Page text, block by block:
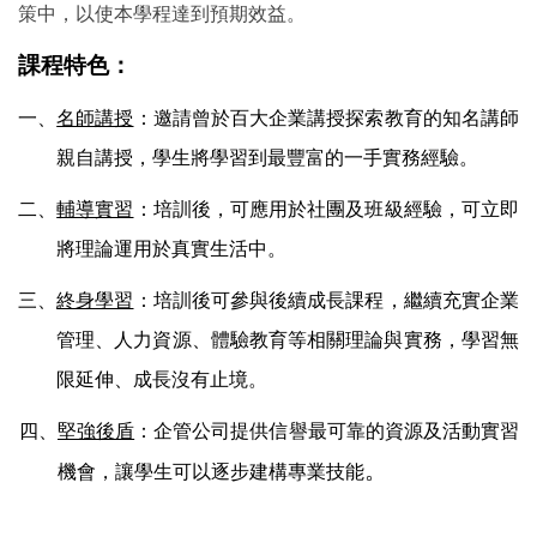
策中，以使本學程達到預期效益。
課程特色：
一、名師講授 ：邀請曾於百大企業講授探索教育的知名講師
親自講授，學生將學習到最豐富的一手實務經驗。
二、輔導實習 ：培訓後，可應用於社團及班級經驗，可立即
將理論運用於真實生活中。
三、終身學習 ：培訓後可參與後續成長課程，繼續充實企業
管理、人力資源、體驗教育等相關理論與實務，學習無
限延伸、成長沒有止境。
四、 堅強後盾 ：企管公司提供信譽最可靠的資源及活動實習
機會，讓學生可以逐步建構專業技能。